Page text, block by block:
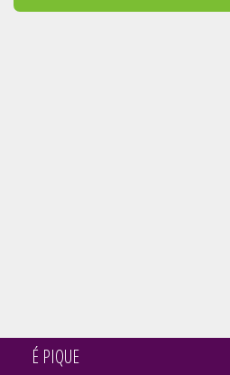
É PIQUE